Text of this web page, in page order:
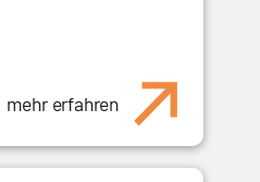
mehr erfahren